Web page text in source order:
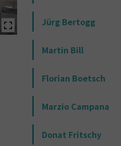
Artisti al lavoro
Jürg Bertogg
Martin Bill
Florian Boetsch
Marzio Campana
Donat Fritschy